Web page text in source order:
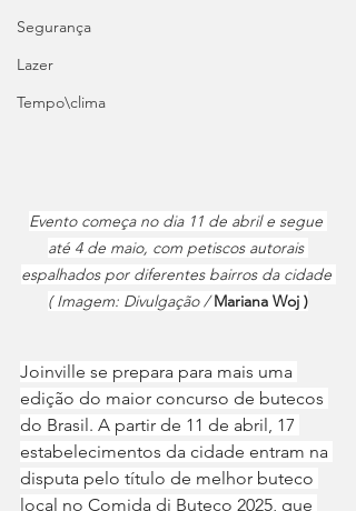
Segurança
Lazer
Tempo\clima
Evento começa no dia 11 de abril e segue
até 4 de maio, com petiscos autorais
espalhados por diferentes bairros da cidade
( Imagem: Divulgação / Mariana Woj )
Joinville se prepara para mais uma
edição do maior concurso de butecos
do Brasil. A partir de 11 de abril, 17
estabelecimentos da cidade entram na
disputa pelo título de melhor buteco
local no Comida di Buteco 2025, que